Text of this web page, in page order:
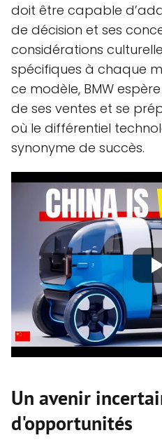
doit être capable
de décision et ses
considérations
spécifiques à chaque
ce modèle, BMW
de ses ventes et se
où le différentiel
synonyme de succès.
Un avenir
d'opportunités